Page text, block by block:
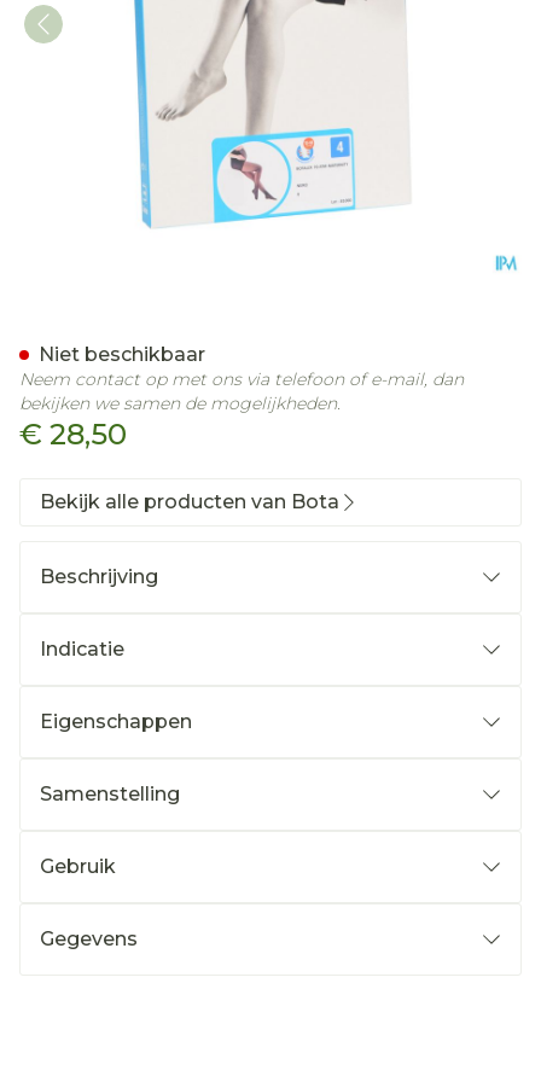
€ 28,50
Niet beschikbaar
Neem contact op met ons via telefoon of e-mail, dan
bekijken we samen de mogelijkheden.
Bekijk alle producten van Bota
Beschrijving
Indicatie
Eigenschappen
Samenstelling
Gebruik
Gegevens